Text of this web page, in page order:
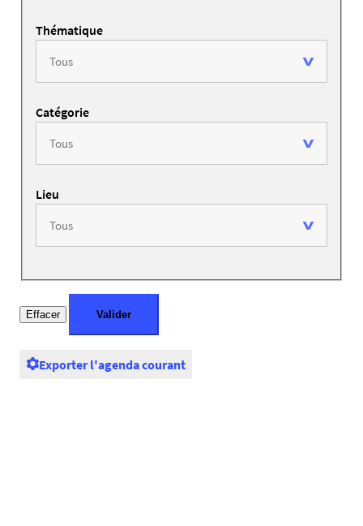
Thématique
Catégorie
Lieu
Exporter l'agenda courant